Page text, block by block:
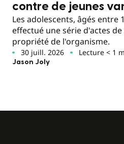
contre de jeunes
Les adolescents, âgés entre
effectué une série d'actes
propriété de l'organisme.
30 juill. 2026 Lecture < 1
Jason Joly